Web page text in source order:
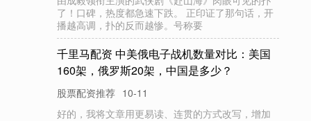
股
利
网
配
资
航
天
长
峰
（
600855）
6月
27日
主
力
资
金
净
卖
出
9087.94万
元
炒股网站 10-29
本站消息，截至2025年6月27日收盘，航天长峰
(600855)报收于13.74元，下跌3.1%，换手率
11.36%，成